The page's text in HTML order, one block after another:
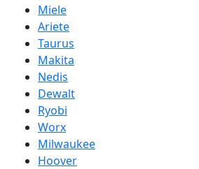
Miele
Ariete
Taurus
Makita
Nedis
Dewalt
Ryobi
Worx
Milwaukee
Hoover